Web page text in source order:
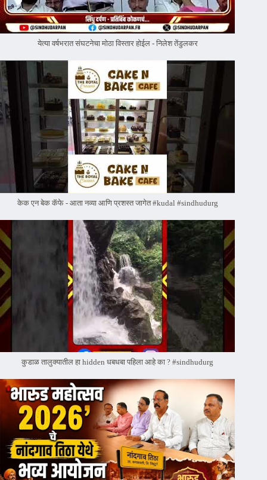
येत्या वर्षभरात संघटनेचा मोठा विस्तार होईल - निलेश तेंडुलकर
केक एन बेक कॅफे - आता नव्या आणि प्रशस्त जागेत #kudal #sindhudurg
कुडाळ तालुक्यातील हा hidden धबधबा पहिला आहे का ? #sindhudurg